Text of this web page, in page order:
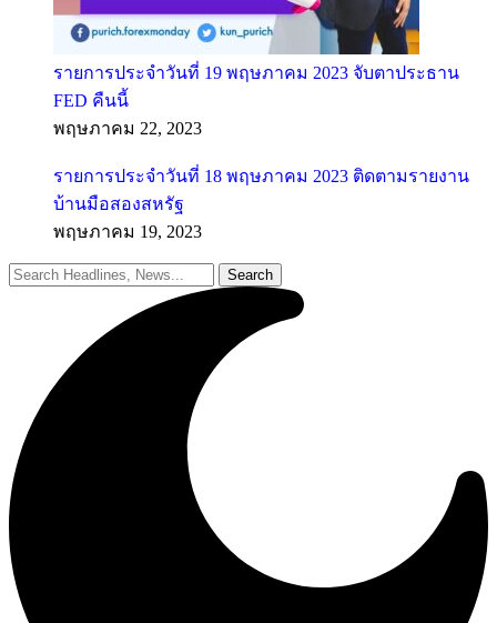
รายการประจำวันที่ 19 พฤษภาคม 2023 จับตาประธาน
FED คืนนี้
พฤษภาคม 22, 2023
รายการประจำวันที่ 18 พฤษภาคม 2023 ติดตามรายงาน
บ้านมือสองสหรัฐ
พฤษภาคม 19, 2023